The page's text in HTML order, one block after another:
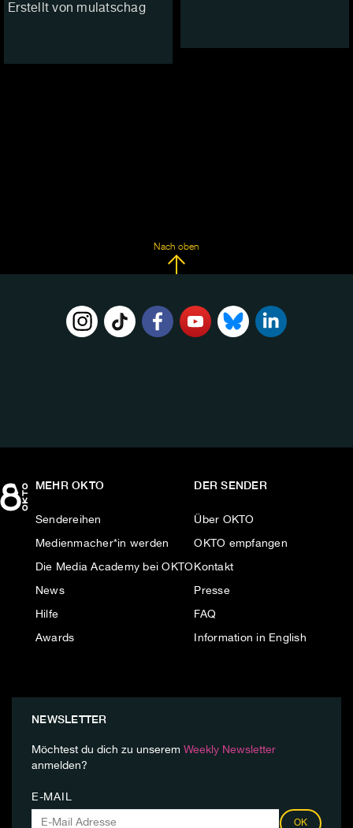
Erstellt von mulatschag
Nach oben
MEHR OKTO
Sendereihen
Medienmacher*in werden
Die Media Academy bei OKTO
News
Hilfe
Awards
DER SENDER
Über OKTO
OKTO empfangen
Kontakt
Presse
FAQ
Information in English
NEWSLETTER
Möchtest du dich zu unserem Weekly Newsletter
anmelden?
E-MAIL
OK